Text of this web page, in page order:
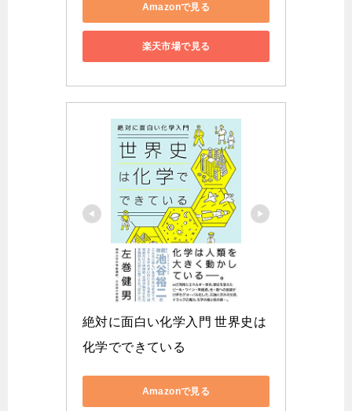
Amazonで見る
楽天市場で見る
絶対に面白い化学入門 世界史は
化学でできている
Amazonで見る